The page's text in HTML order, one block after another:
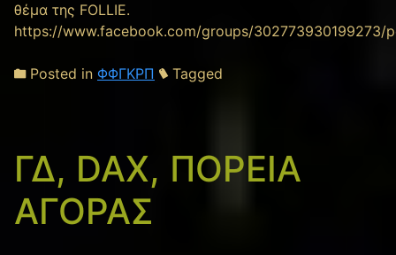
θέμα της FOLLIE.
https://www.facebook.com/groups/302773930199273/
Posted in ΦΦΓΚΡΠ Tagged
ΓΔ, DAX, ΠΟΡΕΙΑ
ΑΓΟΡΑΣ